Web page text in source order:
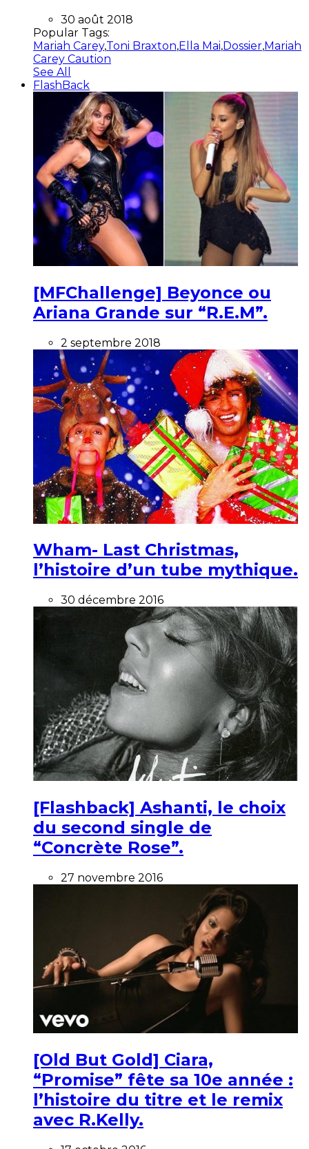
30 août 2018
Popular Tags:
Mariah Carey,Toni Braxton,Ella Mai,Dossier,Mariah
Carey Caution
See All
FlashBack
[MFChallenge] Beyonce ou
Ariana Grande sur “R.E.M”.
2 septembre 2018
Wham- Last Christmas,
l’histoire d’un tube mythique.
30 décembre 2016
[Flashback] Ashanti, le choix
du second single de
“Concrète Rose”.
27 novembre 2016
[Old But Gold] Ciara,
“Promise” fête sa 10e année :
l’histoire du titre et le remix
avec R.Kelly.